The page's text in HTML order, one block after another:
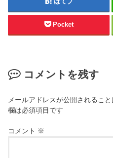
Pocket
コメントを残す
メールアドレスが公開されること
欄は必須項目です
コメント ※